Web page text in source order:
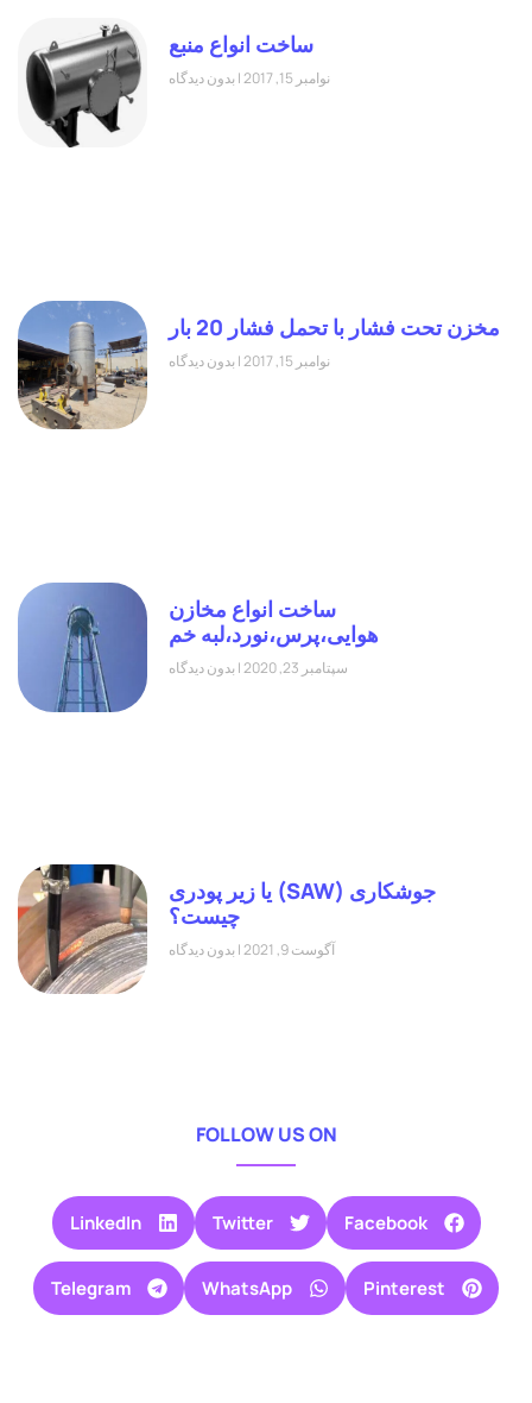
ساخت انواع منبع
نوامبر 15, 2017 بدون دیدگاه
مخزن تحت فشار با تحمل فشار 20 بار
نوامبر 15, 2017 بدون دیدگاه
ساخت انواع مخازن
هوایی،پرس،نورد،لبه خم
سپتامبر 23, 2020 بدون دیدگاه
جوشکاری (SAW) یا زیر پودری
چیست؟
آگوست 9, 2021 بدون دیدگاه
FOLLOW US ON
Facebook
Twitter
LinkedIn
Pinterest
WhatsApp
Telegram